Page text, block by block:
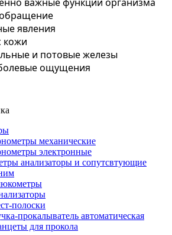
важные функции организма
явления
кожи
и потовые железы
ощущения
механические
электронные
анализаторы и сопутсвтующие
полоски
прокалыватель автоматическая
для прокола